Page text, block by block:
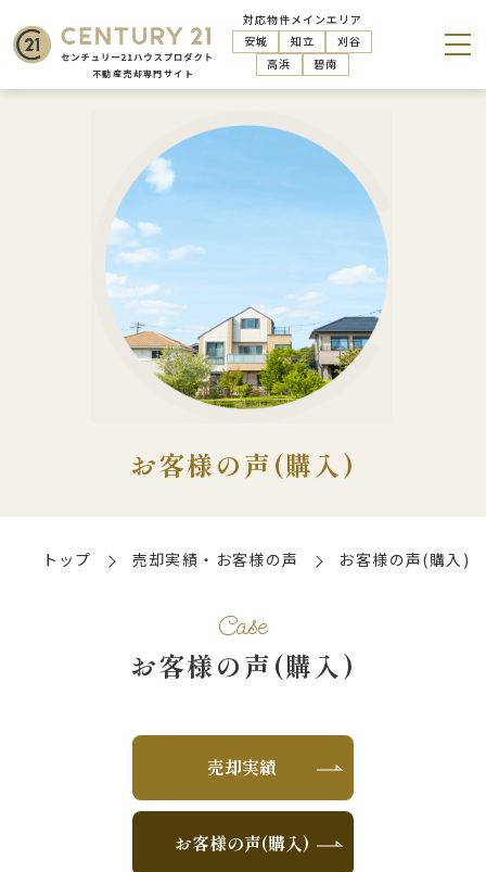
対応物件メインエリア
安城
知立
刈谷
高浜
碧南
お客様の声(購入)
トップ 売却実績・お客様の声 お客様の声(購入)
Case
お客様の声(購入)
売却実績
お客様の声(購入)